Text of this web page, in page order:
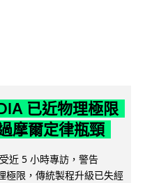
已近物理極限
摩爾定律瓶頸
近 5 小時專訪，警告
極限，傳統製程升級已失經